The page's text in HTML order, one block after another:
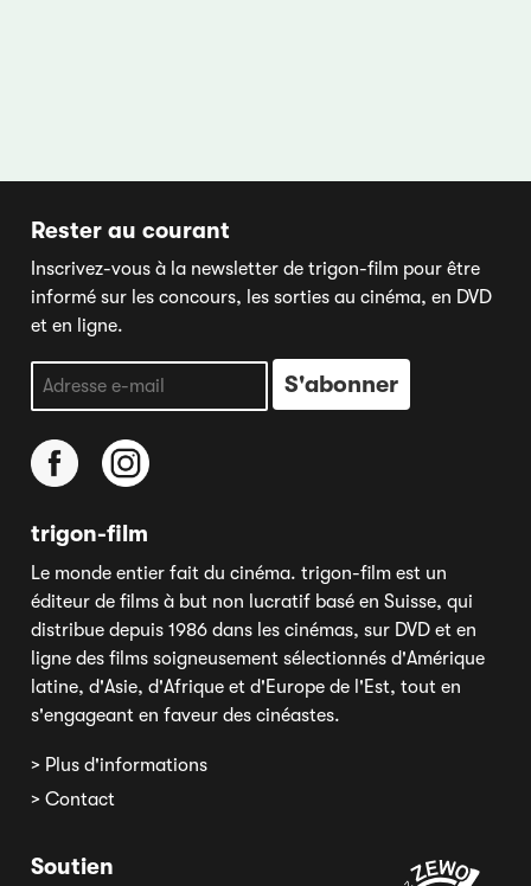
Rester au courant
Inscrivez-vous à la newsletter de trigon-film pour être
informé sur les concours, les sorties au cinéma, en DVD
et en ligne.
trigon-film
Le monde entier fait du cinéma. trigon-film est un
éditeur de films à but non lucratif basé en Suisse, qui
distribue depuis 1986 dans les cinémas, sur DVD et en
ligne des films soigneusement sélectionnés d'Amérique
latine, d'Asie, d'Afrique et d'Europe de l'Est, tout en
s'engageant en faveur des cinéastes.
> Plus d'informations
> Contact
Soutien